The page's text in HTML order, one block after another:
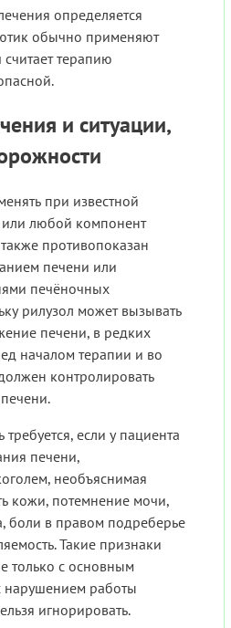
определяется
обычно применяют
терапию
и ситуации,
при известной
или любой компонент
противопоказан
печени или
печёночных
рилузол может вызывать
печени, в редких
началом терапии и во
контролировать
если у пациента
печени,
необъяснимая
кожи, потемнение мочи,
боли в правом подреберье
Такие признаки
только с основным
нарушением работы
игнорировать.